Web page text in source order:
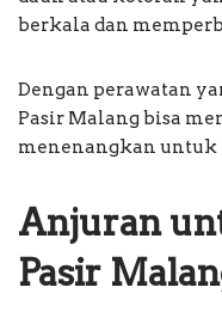
berkala dan
Dengan perawatan
Pasir Malang bisa
menenangkan
Anjuran
Pasir